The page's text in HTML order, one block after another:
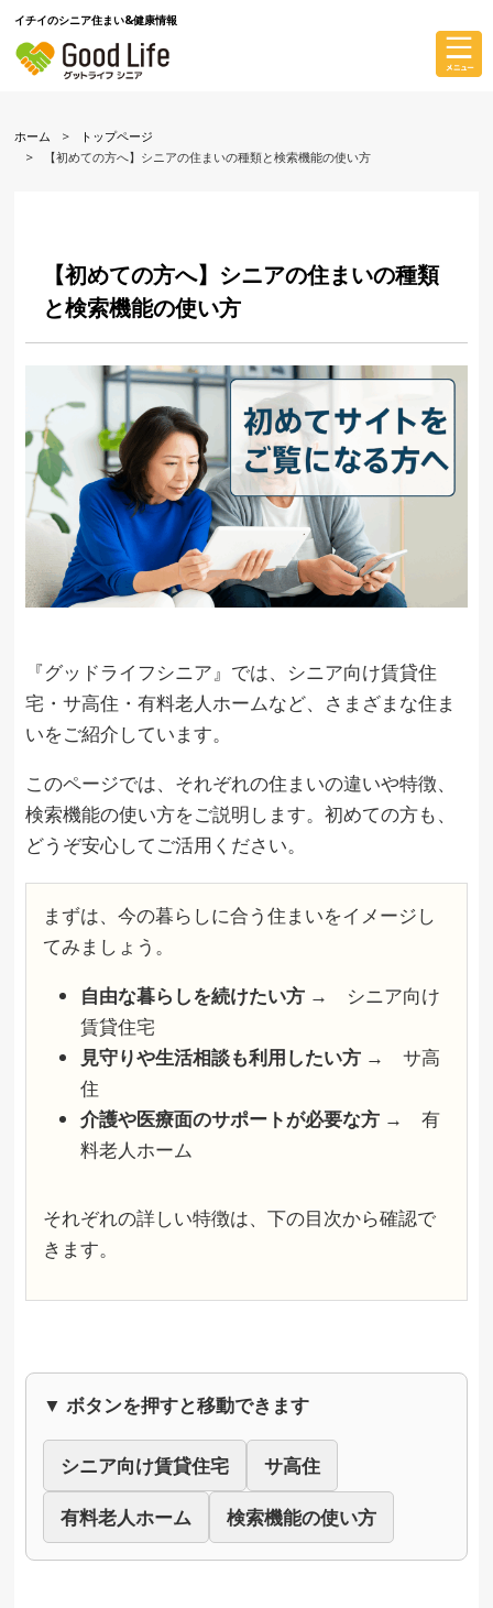
イチイのシニア住まい&健康情報
ホーム
トップページ
【初めての方へ】シニアの住まいの種類と検索機能の使い方
【初めての方へ】シニアの住まいの種類
と検索機能の使い方
『グッドライフシニア』では、シニア向け賃貸住
宅・サ高住・有料老人ホームなど、さまざまな住ま
いをご紹介しています。
このページでは、それぞれの住まいの違いや特徴、
検索機能の使い方をご説明します。初めての方も、
どうぞ安心してご活用ください。
まずは、今の暮らしに合う住まいをイメージし
てみましょう。
自由な暮らしを続けたい方 → シニア向け
賃貸住宅
見守りや生活相談も利用したい方 →サ高
住
介護や医療面のサポートが必要な方 →有
料老人ホーム
それぞれの詳しい特徴は、下の目次から確認で
きます。
▼ ボタンを押すと移動できます
シニア向け賃貸住宅 サ高住
有料老人ホーム 検索機能の使い方